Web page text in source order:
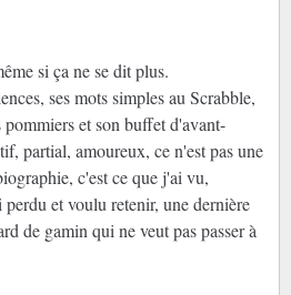
si ça ne se dit plus.
ses mots simples au Scrabble,
pommiers et son buffet d'avant-
partial, amoureux, ce n'est pas une
c'est ce que j'ai vu,
et voulu retenir, une dernière
de gamin qui ne veut pas passer à